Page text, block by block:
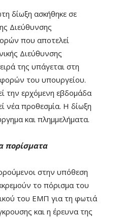
δίωξη ασκήθηκε σε
Διεύθυνσης
που αποτελεί
Διεύθυνσης
της υπάγεται στη
του υπουργείου.
την ερχόμενη εβδομάδα
νέα προθεσμία. Η δίωξη
και πλημμελήματα.
πορίσματα
στην υπόθεση
το πόρισμα του
του ΕΜΠ για τη φωτιά
και η έρευνα της